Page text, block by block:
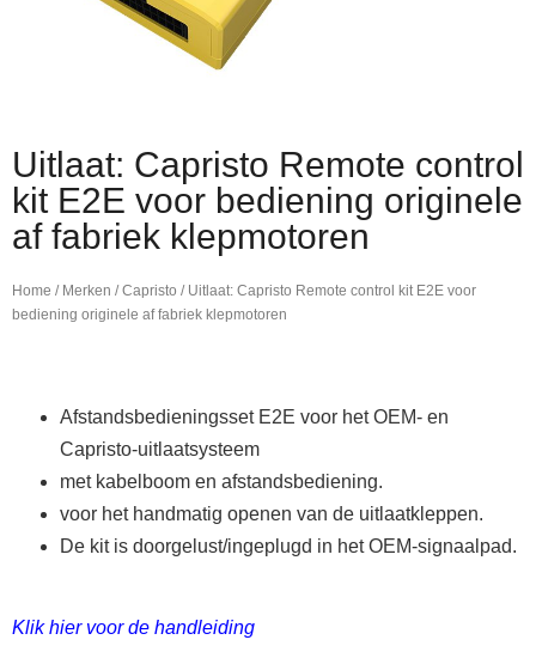
Uitlaat: Capristo Remote control
kit E2E voor bediening originele
af fabriek klepmotoren
Home / Merken /Capristo / Uitlaat: Capristo Remote control kit E2E voor
bediening originele af fabriek klepmotoren
Afstandsbedieningsset E2E voor het OEM- en
Capristo-uitlaatsysteem
met kabelboom en afstandsbediening.
voor het handmatig openen van de uitlaatkleppen.
De kit is doorgelust/ingeplugd in het OEM-signaalpad.
Klik hier voor de handleiding